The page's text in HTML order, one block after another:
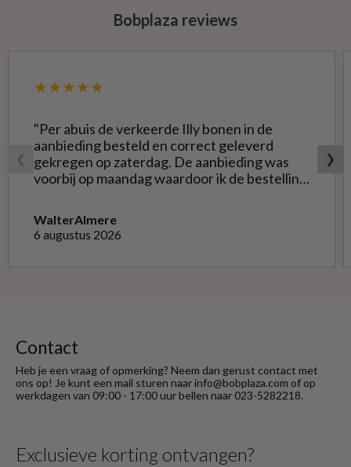
Bobplaza reviews
❮
★★★★★
"Per abuis de verkeerde Illy bonen in de
aanbieding besteld en correct geleverd
gekregen op zaterdag. De aanbieding was
voorbij op maandag waardoor ik de bestelling
worden voor de goede; dat kon misschien in
Haarlem bij de winkel. Op meerdere mails
WalterAlmere
6 augustus 2026
❯
Contact
Heb je een vraag of opmerking? Neem dan gerust contact met
ons op! Je kunt een mail sturen naar info@bobplaza.com of op
werkdagen van 09:00 - 17:00 uur bellen naar 023-5282218.
Exclusieve korting ontvangen?